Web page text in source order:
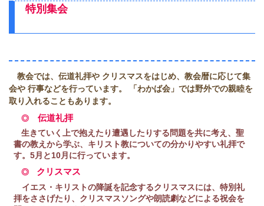
特別集会
教会では、伝道礼拝や クリスマスをはじめ、教会暦に応じて集
会や 行事などを行っています。 「わかば会」では野外での親睦を
取り入れることもあります。
◎伝道礼拝
生きていく上で抱えたり遭遇したりする問題を共に考え、聖
書の教えから学ぶ、キリスト教についての分かりやすい礼拝で
す。 5月と10月に行っています。
◎ クリスマス
イエス・キリストの降誕を記念するクリスマスには、特別礼
拝をささげたり、クリスマスソングや朗読劇などによる祝会を